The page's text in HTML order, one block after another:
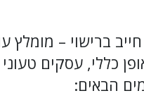
ברישוי – מומלץ
כללי, עסקים
הבאים: